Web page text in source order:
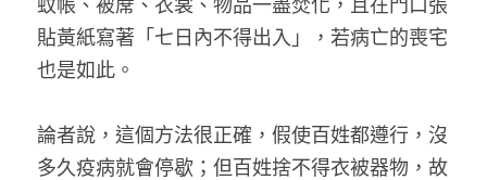
蚊帳、被蓆、衣裳、物品一盡焚化，且在門口張
貼黃紙寫著「七日內不得出入」，若病亡的喪宅
也是如此。
論者說，這個方法很正確，假使百姓都遵行，沒
多久疫病就會停歇；但百姓捨不得衣被器物，故